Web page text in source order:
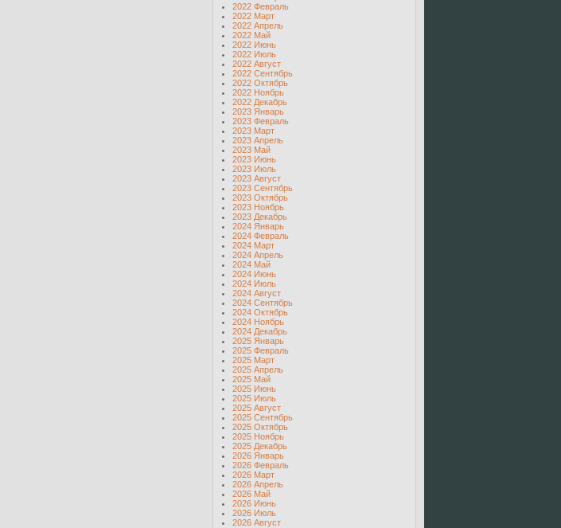
2022 Февраль
2022 Март
2022 Апрель
2022 Май
2022 Июнь
2022 Июль
2022 Август
2022 Сентябрь
2022 Октябрь
2022 Ноябрь
2022 Декабрь
2023 Январь
2023 Февраль
2023 Март
2023 Апрель
2023 Май
2023 Июнь
2023 Июль
2023 Август
2023 Сентябрь
2023 Октябрь
2023 Ноябрь
2023 Декабрь
2024 Январь
2024 Февраль
2024 Март
2024 Апрель
2024 Май
2024 Июнь
2024 Июль
2024 Август
2024 Сентябрь
2024 Октябрь
2024 Ноябрь
2024 Декабрь
2025 Январь
2025 Февраль
2025 Март
2025 Апрель
2025 Май
2025 Июнь
2025 Июль
2025 Август
2025 Сентябрь
2025 Октябрь
2025 Ноябрь
2025 Декабрь
2026 Январь
2026 Февраль
2026 Март
2026 Апрель
2026 Май
2026 Июнь
2026 Июль
2026 Август